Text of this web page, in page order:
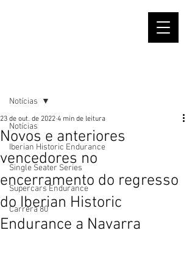
Notícias
Iberian Historic Endurance
Single Seater Series
Supercars Endurance
Carrera 80
Notícias
Novos e anteriores
vencedores no
encerramento do regresso
do Iberian Historic
Endurance a Navarra
23 de out. de 2022 4 min de leitura